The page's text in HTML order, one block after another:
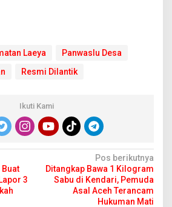
Laeya
Panwaslu Desa
Resmi Dilantik
Ikuti Kami
Buat
3
Pos berikutnya
Ditangkap Bawa 1 Kilogram
Sabu di Kendari, Pemuda
Asal Aceh Terancam
Hukuman Mati